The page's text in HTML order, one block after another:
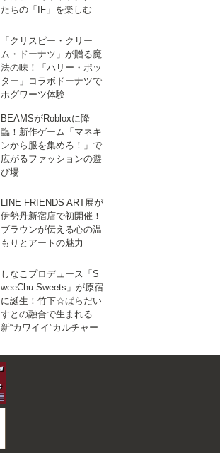
たちの「IF」を楽しむ
「クリスピー・クリー
ム・ドーナツ」が贈る魔
法の味！「ハリー・ポッ
ター」コラボドーナツで
ホグワーツ体験
BEAMSがRobloxに降
臨！新作ゲーム「マネキ
ンから服を集めろ！」で
広がるファッションの遊
び場
LINE FRIENDS ART展が
伊勢丹新宿店で初開催！
ブラウンが伝える心の温
もりとアートの魅力
しなこプロデュース「S
weeChu Sweets」が原宿
に誕生！竹下☆ぱらだい
すとの融合で生まれる
新“カワイイ”カルチャー